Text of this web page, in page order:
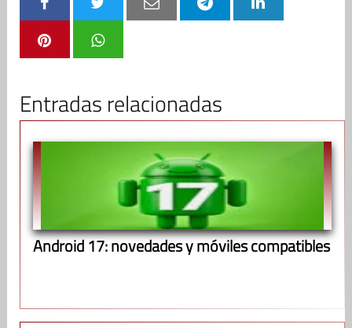
Entradas relacionadas
Android 17: novedades y móviles compatibles